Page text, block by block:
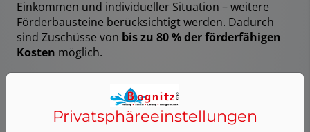
Einkommen und individueller Situation – weitere
Förderbausteine berücksichtigt werden. Dadurch
sind Zuschüsse von bis zu 80 % der förderfähigen
Kosten möglich.
So läuft Ihre Förderung ab
Privatsphäre­einstellungen